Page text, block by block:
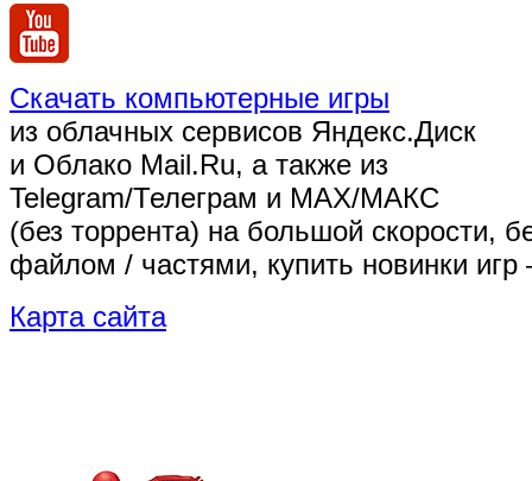
Скачать компьютерные игры
из облачных сервисов Яндекс.Диск
и Облако Mail.Ru, а также из
Telegram/Телеграм и MAX/МАКС
(без торрента) на большой скорости,
файлом / частями, купить новинки
Карта сайта